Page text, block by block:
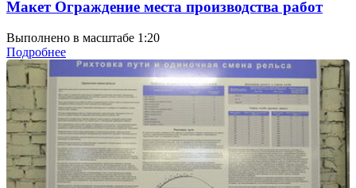
Макет Ограждение места производства работ
Выполнено в масштабе 1:20
Подробнее